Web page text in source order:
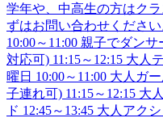
学年や、中高生の方はク
ずはお問い合わせくださ
10:00～11:00 親子でダン
対応可) 11:15～12:15 大人
曜日 10:00～11:00 大人ガ
子連れ可) 11:15～12:15 大
ド 12:45～13:45 大人アク